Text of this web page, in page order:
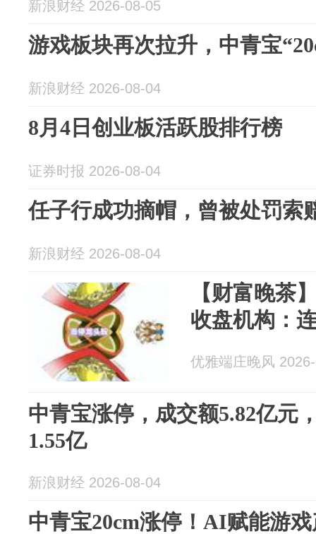
新浪财经 2026-08-05
游戏板块再次拉升，中青宝
新浪财经 2026-08-04
8月4日创业板活跃股排行榜
证券时报 2026-08-04
任子行成功摘帽，曾被处罚索
新浪财经 2026-08-04
【财富晚茶
收盘机构：
优雅端庄晚风
中青宝涨停，成交额5.82亿元
1.55亿
新浪财经 2026-08-04
中青宝20cm涨停！AI赋能游